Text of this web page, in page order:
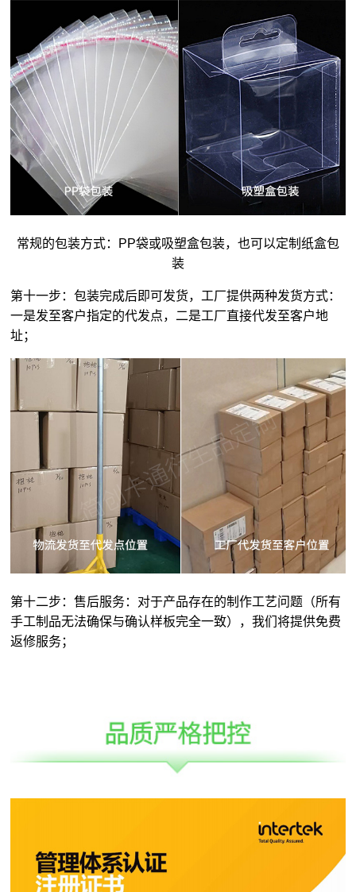
常规的包装方式：PP袋或吸塑盒包装，也可以定制纸盒包
装
第十一步：包装完成后即可发货，工厂提供两种发货方式：
一是发至客户指定的代发点，二是工厂直接代发至客户地
址；
第十二步：售后服务：对于产品存在的制作工艺问题（所有
手工制品无法确保与确认样板完全一致），我们将提供免费
返修服务；